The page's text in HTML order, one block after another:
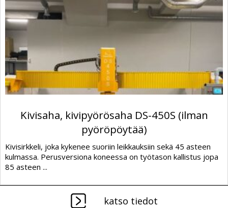
Kivisaha, kivipyörösaha DS-450S (ilman
pyöröpöytää)
Kivisirkkeli, joka kykenee suoriin leikkauksiin sekä 45 asteen
kulmassa. Perusversiona koneessa on työtason kallistus jopa
85 asteen ...
katso tiedot